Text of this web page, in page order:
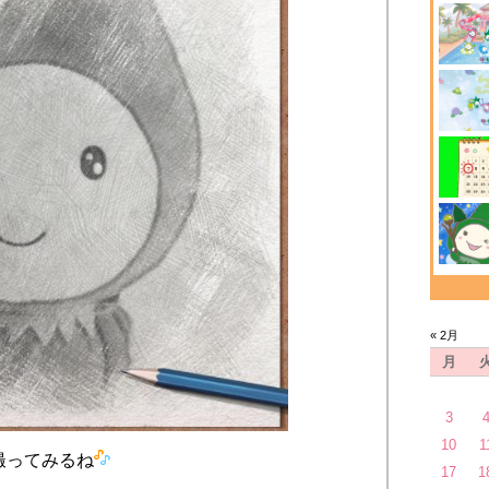
ってみるね
« 2月
月
3
4
10
17